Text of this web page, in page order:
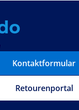
Kontaktformular
Retourenportal